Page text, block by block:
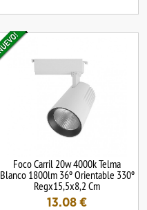
Foco Carril 20w 4000k Telma
Blanco 1800lm 36º Orientable 330º
Regx15,5x8,2 Cm
13.08 €